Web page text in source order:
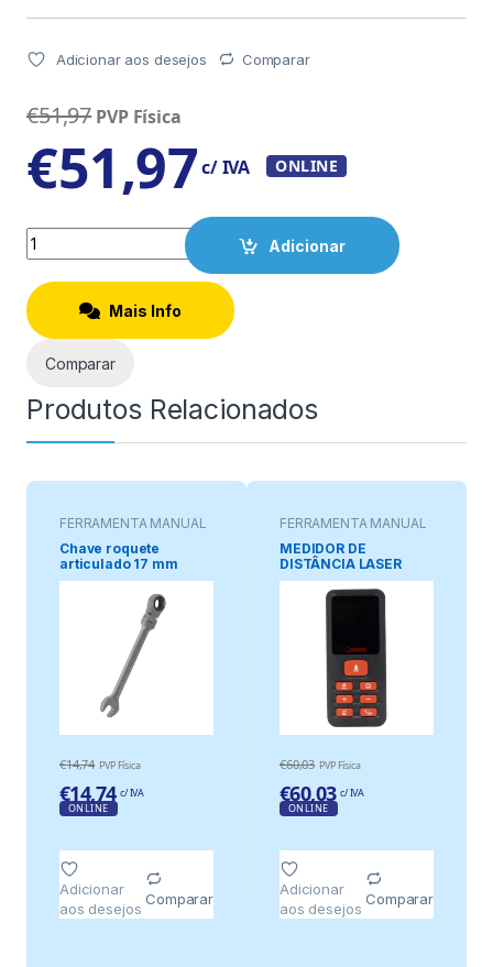
Adicionar aos desejos Comparar
€51,97 PVP Física
€51,97c/ IVA ONLINE
Quantity
Adicionar
Mais Info
Comparar
Produtos Relacionados
FERRAMENTA MANUAL
Chave roquete
articulado 17 mm
€14,74 PVP Física
€14,74 c/ IVA
ONLINE
Adicionar
aos desejos
Comparar
FERRAMENTA MANUAL
MEDIDOR DE
DISTÂNCIA LASER
VERMELHO 40 m
€60,03 PVP Física
€60,03 c/ IVA
ONLINE
Adicionar
aos desejos
Comparar